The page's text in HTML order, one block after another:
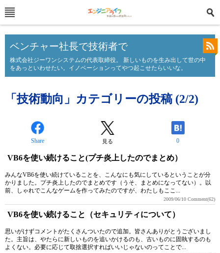
ベンチャー社長で技術者で
株式会社ジーワンシステムの代表取締役。 新しいものを生み出して世の中
をあっといわせたい。イノベーションってやつ起こせたらいいな。
「技術動向」カテゴリーの投稿 (2/2)
Share 見る 0
VB6を使い続けること(プチ炎上したのでまとめ）
みんなVB6を使い続けていることを、こんなにも気にしているということが分
かりました。プチ炎上したのでまとめです（うそ、まとめになってない）。以
前、しゃれでこんなゲームを作ってみたのですが、わたしもここ...
2009/06/10 Comment(62)
VB6を使い続けること（セキュリティについて）
思いがけずコメントがたくさんついたので追加。皆さんありがとうございまし
た。主旨は、やたらに新しいものを追いかけるのも、古いものに固執するのも
よくない。必要に応じて取捨選択すればいいじゃないのってことで...